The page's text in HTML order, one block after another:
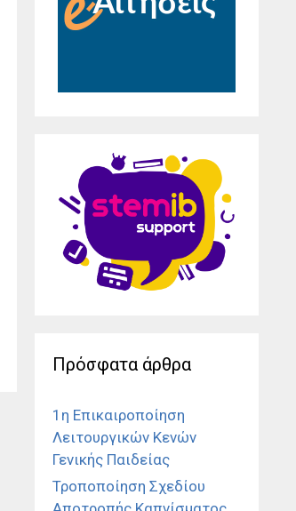
Πρόσφατα άρθρα
1η Επικαιροποίηση
Λειτουργικών Κενών
Γενικής Παιδείας
Τροποποίηση Σχεδίου